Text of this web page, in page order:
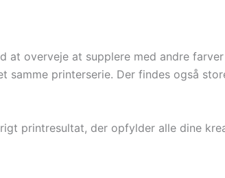
overveje at supplere med andre
printerserie. Der findes også
printresultat, der opfylder alle dine